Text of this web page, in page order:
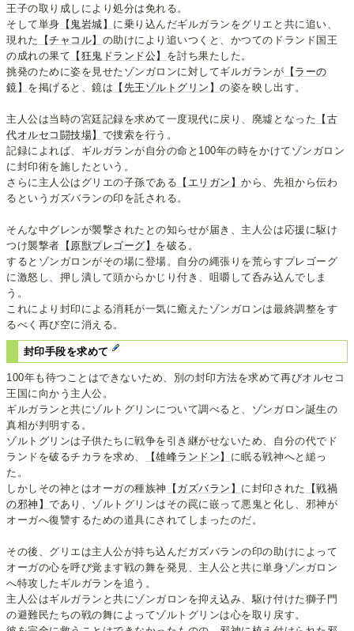
王子の取り成しにより処分は免れる。
そして単身 【鬼岩城】 に乗り込んだギルガランをグリエと共に追い、
現れた
【チャコル】 の助けにより追いつくと、かつてのドランド国王
の成れの果て 【狂鬼ドランド公】 を討ち果たした。
挑発のために姿を見せたゾンガロンに対してギルガランが 【ラーの
鏡】 を掲げると、鏡は 【先王ゾルトグリン】の姿を映し出す。
主人公は当時の宮廷記録を求めて一度現代に戻り、廃墟となった 【古
代オルセコ闘技場】 で捜索を行う。
記録によれば、ギルガランが自分の命と100年の時をかけてゾンガロン
に封印術を施したという。
さらに主人公はグリエの子孫である 【エリガン】から、先祖から伝わ
るというガズバランの印を託される。
そんな中グレンが襲撃されたとの知らせが届き、主人公は応援に駆け
つけ襲撃者 【原獣プレゴーグ】 を破る。
するとゾンガロンがその場に登場。自分の縄張りを荒らすプレゴーグ
に激怒し、押し潰して頭からかじり付き、咀嚼して呑み込んでしま
う。
これにより封印による消耗が一気に癒えたゾンガロンは最終調整をす
るべく再び空に消える。
封印手段を求めて
100年も待つことはできないため、別の封印方法を求めて再びオルセコ
王国に向かう主人公。
ギルガランと共にゾルトグリンについて調べると、ゾンガロン誕生の
真相が判明する。
ゾルトグリンは子供たちに戦争を引き継がせないため、自分の代でド
ランドを破るチカラを求め、
【雄峰ランドン】 に眠る戦神へと縋っ
た。
しかしその神とはオーガの種族神
【ガズバラン】 に封印された
【戦禍
の邪神】であり、ゾルトグリンはその罠に嵌って悪鬼と化し、邪神が
オーガへ復讐するための道具にされてしまったのだ。
その後、グリエは主人公が持ち込んだガズバランの印の助けによって
オーガの心を呼び覚ます戦の舞を発見、主人公と共に単身ゾンガロン
へ特攻したギルガランを追う。
主人公はギルガランと共にゾンガロンを抑え込み、駆け付けた獅子門
の避難民たちの戦の舞によってゾルトグリンは心を取り戻す。